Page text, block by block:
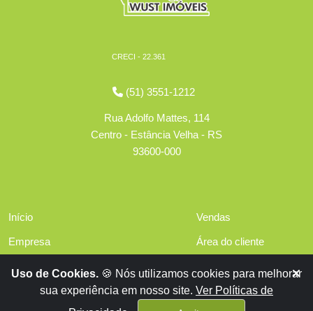
CRECI - 22.361
(51) 3551-1212
Rua Adolfo Mattes, 114
Centro - Estância Velha - RS
93600-000
Início
Empresa
Financiamentos
Vendas
Área do cliente
Contato
Uso de Cookies. 🍪 Nós utilizamos cookies para melhorar
sua experiência em nosso site. Ver Políticas de